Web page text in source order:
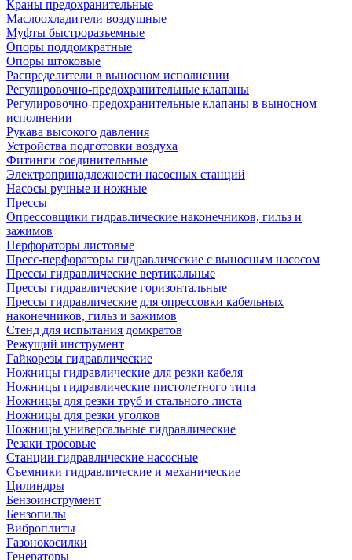
Краны предохранительные
Маслоохладители воздушные
Муфты быстроразъемные
Опоры поддомкратные
Опоры штоковые
Распределители в выносном исполнении
Регулировочно-предохранительные клапаны
Регулировочно-предохранительные клапаны в выносном
исполнении
Рукава высокого давления
Устройства подготовки воздуха
Фитинги соединительные
Электропринадлежности насосных станций
Насосы ручные и ножные
Прессы
Опрессовщики гидравлические наконечников, гильз и
зажимов
Перфораторы листовые
Пресс-перфораторы гидравлические с выносным насосом
Прессы гидравлические вертикальные
Прессы гидравлические горизонтальные
Прессы гидравлические для опрессовки кабельных
наконечников, гильз и зажимов
Стенд для испытания домкратов
Режущий инструмент
Гайкорезы гидравлические
Ножницы гидравлические для резки кабеля
Ножницы гидравлические пистолетного типа
Ножницы для резки труб и стального листа
Ножницы для резки уголков
Ножницы универсальные гидравлические
Резаки тросовые
Станции гидравлические насосные
Съемники гидравлические и механические
Цилиндры
Бензоинструмент
Бензопилы
Виброплиты
Газонокосилки
Генераторы